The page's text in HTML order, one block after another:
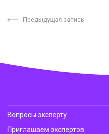
Предыдущая запись
Вопросы эксперту
Приглашаем экспертов